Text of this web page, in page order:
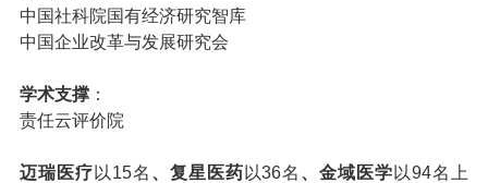
中国社科院国有经济研究智库
中国企业改革与发展研究会
学术支撑：
责任云评价院
迈瑞医疗 以15名 、复星医药 以36名 、金域医学 以94名上